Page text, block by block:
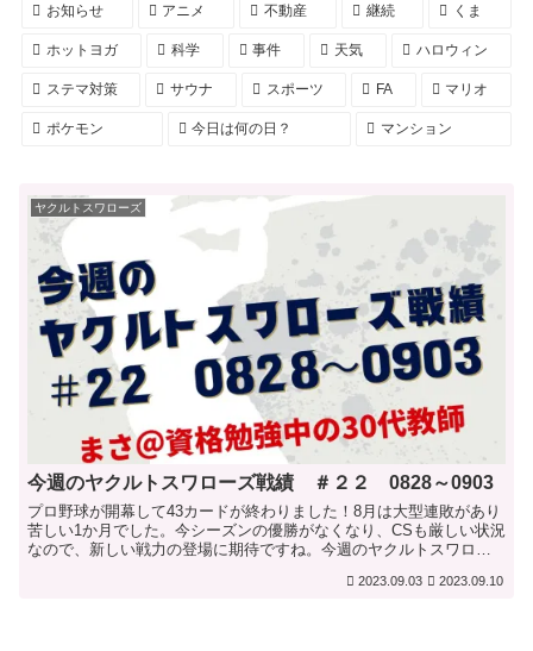
お知らせ アニメ 不動産 継続 くま
ホットヨガ 科学 事件 天気 ハロウィン
ステマ対策 サウナ スポーツ FA マリオ
ポケモン 今日は何の日？ マンション
ヤクルトスワローズ
今週のヤクルトスワローズ戦績 ＃２２ 0828～0903
プロ野球が開幕して43カードが終わりました！8月は大型連敗があり
苦しい1か月でした。今シーズンの優勝がなくなり、CSも厳しい状況
なので、新しい戦力の登場に期待ですね。今週のヤクルトスワロー
2023.09.03 2023.09.10